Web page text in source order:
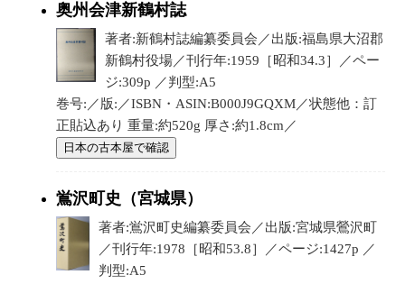
奥州会津新鶴村誌
著者:新鶴村誌編纂委員会／出版:福島県大沼郡
新鶴村役場／刊行年:1959［昭和34.3］／ペー
ジ:309p ／判型:A5
巻号:／版:／ISBN・ASIN:B000J9GQXM／状態他：訂
正貼込あり 重量:約520g 厚さ:約1.8cm／
日本の古本屋で確認
鴬沢町史（宮城県）
著者:鴬沢町史編纂委員会／出版:宮城県鶯沢町
／刊行年:1978［昭和53.8］／ページ:1427p ／
判型:A5